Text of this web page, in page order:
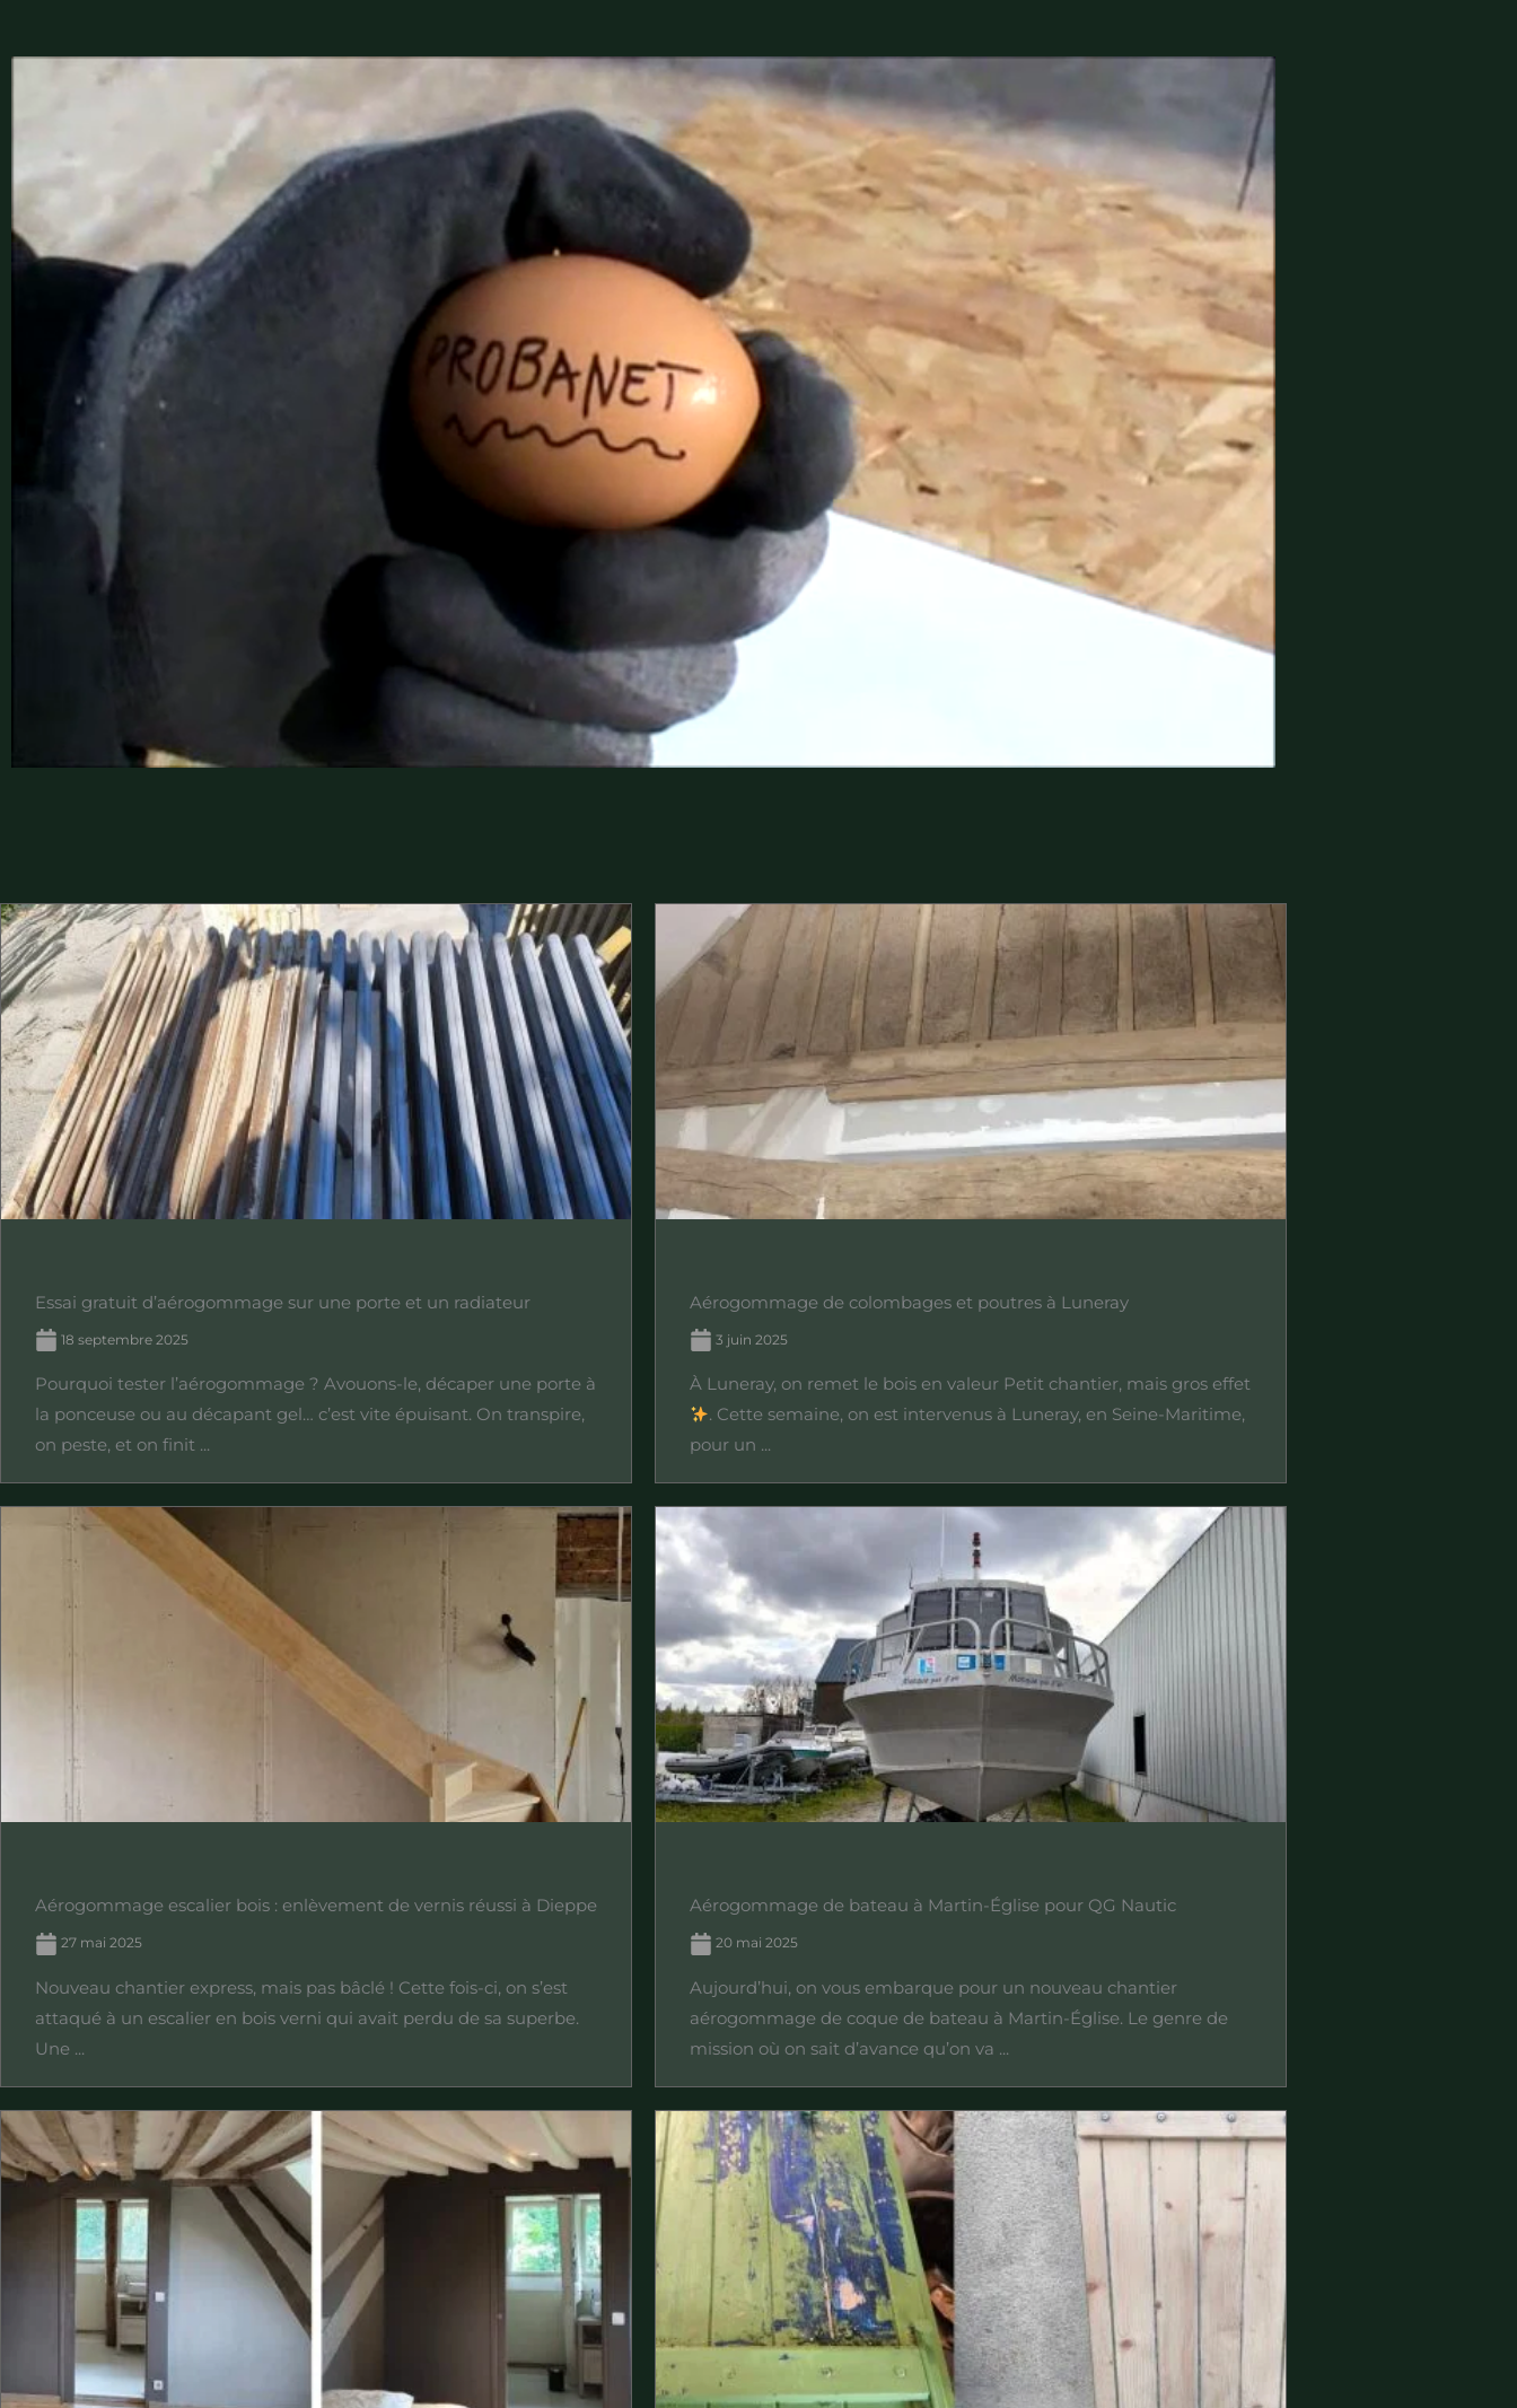
Essai gratuit d’aérogommage sur une porte et un radiateur
18 septembre 2025
Pourquoi tester l’aérogommage ? Avouons-le, décaper une porte à
la ponceuse ou au décapant gel… c’est vite épuisant. On transpire,
on peste, et on finit ...
Aérogommage de colombages et poutres à Luneray
3 juin 2025
À Luneray, on remet le bois en valeur Petit chantier, mais gros effet
. Cette semaine, on est intervenus à Luneray, en Seine-Maritime,
pour un ...
Aérogommage escalier bois : enlèvement de vernis réussi à Dieppe
27 mai 2025
Nouveau chantier express, mais pas bâclé ! Cette fois-ci, on s’est
attaqué à un escalier en bois verni qui avait perdu de sa superbe.
Une ...
Aérogommage de bateau à Martin-Église pour QG Nautic
20 mai 2025
Aujourd’hui, on vous embarque pour un nouveau chantier
aérogommage de coque de bateau à Martin-Église. Le genre de
mission où on sait d’avance qu’on va ...